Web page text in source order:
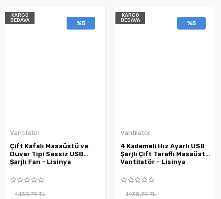
KARGO
BEDAVA
%5
Vantilatör
Çift Kafalı Masaüstü ve
Duvar Tipi Sessiz USB
Şarjlı Fan - Lisinya
1.138,79 TL
KARGO
BEDAVA
%5
Vantilatör
4 Kademeli Hız Ayarlı USB
Şarjlı Çift Taraflı Masaüstü
Vantilatör - Lisinya
1.138,79 TL